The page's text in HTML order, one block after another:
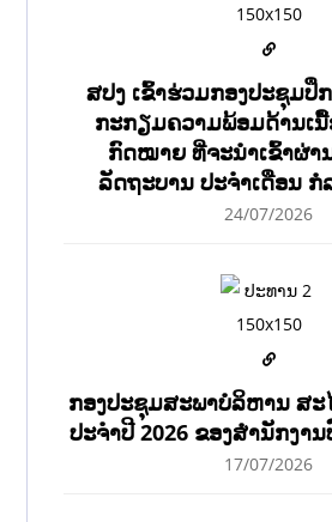
ສປງ ເຂົ້າຮ່ວມກອງປະຊຸມປຶ
ກະກຽມຄວາມພ້ອມດ້ານເນື້
ກົດໝາຍ ທີ່ຈະນໍາເຂົ້າຜ່າ
ລັດຖະບານ ປະຈໍາເດືອນ ກໍ
24/07/2026
ກອງປະຊຸມສະພາບໍລິຫານ ສ
ປະຈຳປີ 2026 ຂອງສຳນັກງາ
17/07/2026